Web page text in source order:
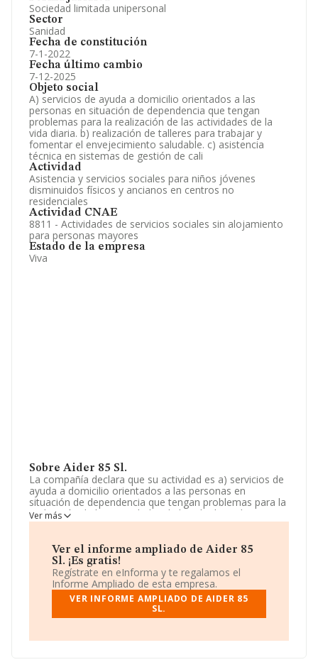
Sociedad limitada unipersonal
Sector
Sanidad
Fecha de constitución
7-1-2022
Fecha último cambio
7-12-2025
Objeto social
A) servicios de ayuda a domicilio orientados a las
personas en situación de dependencia que tengan
problemas para la realización de las actividades de la
vida diaria. b) realización de talleres para trabajar y
fomentar el envejecimiento saludable. c) asistencia
técnica en sistemas de gestión de cali
Actividad
Asistencia y servicios sociales para niños jóvenes
disminuidos físicos y ancianos en centros no
residenciales
Actividad CNAE
8811 - Actividades de servicios sociales sin alojamiento
para personas mayores
Estado de la empresa
Viva
Sobre Aider 85 Sl.
La compañía declara que su actividad es a) servicios de
ayuda a domicilio orientados a las personas en
situación de dependencia que tengan problemas para la
realización de las actividades de la vida diaria. b)
realización de talleres para trabajar y fomentar el
sistemas de gestión de cali. La empresa es una
Sociedad Limitada. Clasifica su actividad CNAE como
'Actividades de servicios sociales sin alojamiento para
personas mayores', código 8811. La empresa no tiene
actividad en mercados exteriores.
Ha habido un incremento en cuanto al número de
INFORMA, ha tenido un número de empleados por
Ver más
Ver el informe ampliado de Aider 85
Sl. ¡Es gratis!
Regístrate en eInforma y te regalamos el
Informe Ampliado de esta empresa.
VER INFORME AMPLIADO DE AIDER 85
SL.